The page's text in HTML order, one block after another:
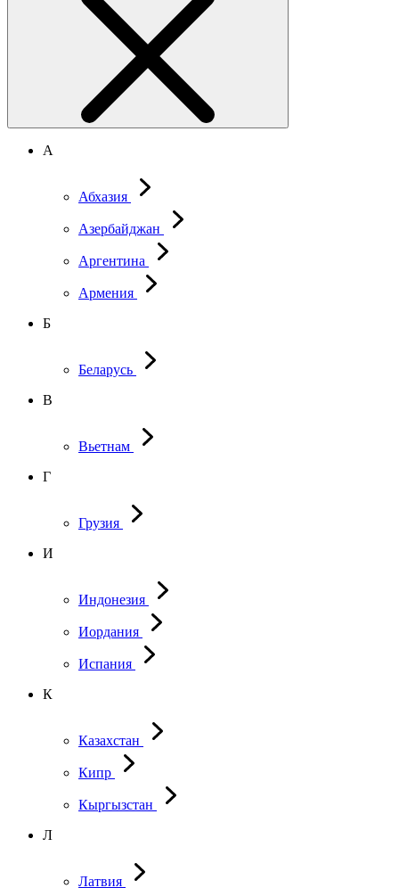
А
Абхазия
Азербайджан
Аргентина
Армения
Б
Беларусь
В
Вьетнам
Г
Грузия
И
Индонезия
Иордания
Испания
К
Казахстан
Кипр
Кыргызстан
Л
Латвия